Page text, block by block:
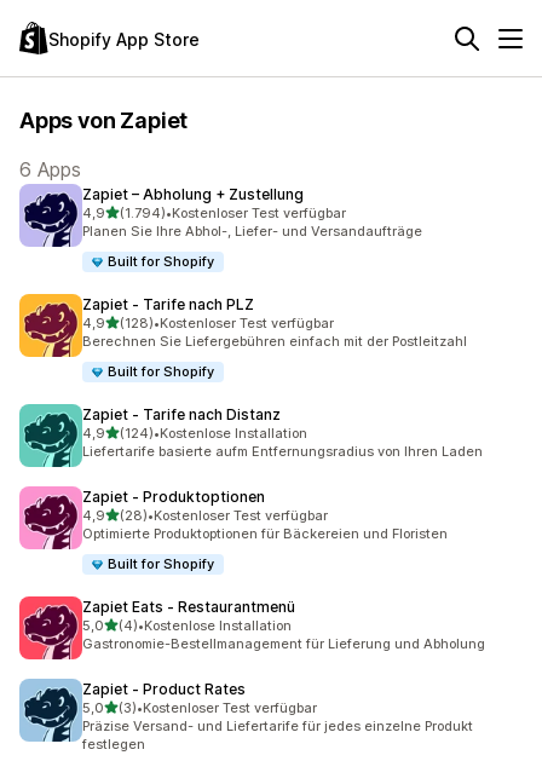
Shopify App Store
Apps von Zapiet
6 Apps
Zapiet – Abholung + Zustellung
4,9von 5 Sternen
(1.794)
1794 Rezensionen insgesamt
•Kostenloser Test verfügbar
Planen Sie Ihre Abhol-, Liefer- und Versandaufträge
Built for Shopify
Zapiet ‑ Tarife nach PLZ
4,9von 5 Sternen
(128)
128 Rezensionen insgesamt
•Kostenloser Test verfügbar
Berechnen Sie Liefergebühren einfach mit der Postleitzahl
Built for Shopify
Zapiet ‑ Tarife nach Distanz
4,9von 5 Sternen
(124)
124 Rezensionen insgesamt
•Kostenlose Installation
Liefertarife basierte aufm Entfernungsradius von Ihren Laden
Zapiet ‑ Produktoptionen
4,9von 5 Sternen
(28)
28 Rezensionen insgesamt
•Kostenloser Test verfügbar
Optimierte Produktoptionen für Bäckereien und Floristen
Built for Shopify
Zapiet Eats ‑ Restaurantmenü
5,0von 5 Sternen
(4)
4 Rezensionen insgesamt
•Kostenlose Installation
Gastronomie-Bestellmanagement für Lieferung und Abholung
Zapiet ‑ Product Rates
5,0von 5 Sternen
(3)
3 Rezensionen insgesamt
•Kostenloser Test verfügbar
Präzise Versand- und Liefertarife für jedes einzelne Produkt
festlegen